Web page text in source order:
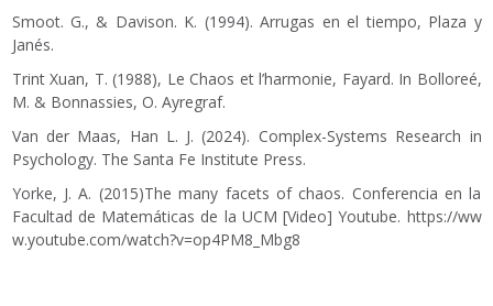
Smoot. G., & Davison. K. (1994). Arrugas en el tiempo, Plaza y
Janés.
Trint Xuan, T. (1988), Le Chaos et l’harmonie, Fayard. In Bolloreé,
M. & Bonnassies, O. Ayregraf.
Van der Maas, Han L. J. (2024). Complex-Systems Research in
Psychology. The Santa Fe Institute Press.
Yorke, J. A. (2015)The many facets of chaos. Conferencia en la
Facultad de Matemáticas de la UCM [Video] Youtube. https://ww
w.youtube.com/watch?v=op4PM8_Mbg8